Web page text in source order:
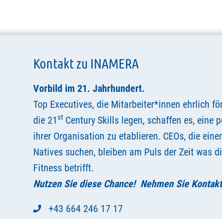
Kontakt zu INAMERA
Vorbild im 21. Jahrhundert.
Top Executives, die Mitarbeiter*innen ehrlich
die 21st Century Skills legen, schaffen es, eine
ihrer Organisation zu etablieren. CEOs, die
Natives suchen, bleiben am Puls der Zeit was
Fitness betrifft.
Nutzen Sie diese Chance! Nehmen Sie
+43 664 246 17 17